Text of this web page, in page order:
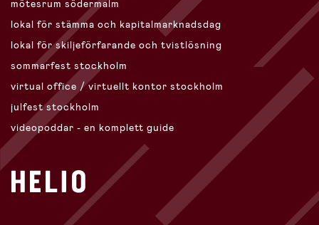
mötesrum södermalm
lokal för stämma och kapitalmarknadsdag
lokal för skiljeförfarande och tvistlösning
sommarfest stockholm
virtual office / virtuellt kontor stockholm
julfest stockholm
videopoddar - en komplett guide